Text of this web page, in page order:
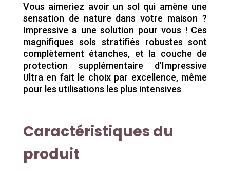
Vous aimeriez avoir un sol qui amène une
sensation de nature dans votre maison ?
Impressive a une solution pour vous ! Ces
magnifiques sols stratifiés robustes sont
complètement étanches, et la couche de
protection supplémentaire d’Impressive
Ultra en fait le choix par excellence, même
pour les utilisations les plus intensives
Caractéristiques du
produit